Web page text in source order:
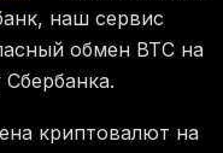
наш сервис
обмен BTC на
криптовалют на